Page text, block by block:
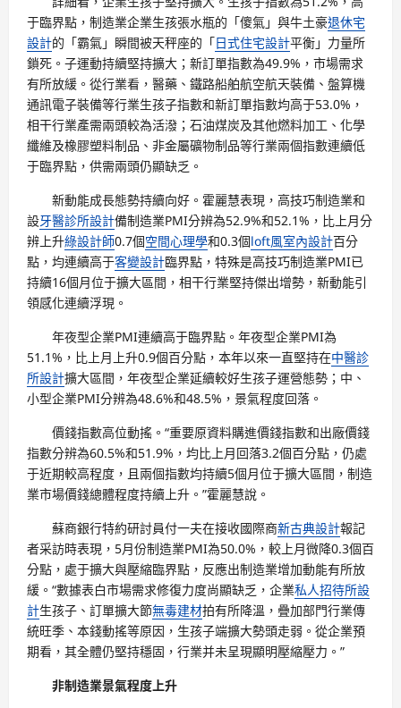
于臨界點，制造業企業生孩張水瓶的「傻氣」與牛土豪退休宅
設計的「霸氣」瞬間被天秤座的「日式住宅設計平衡」力量所
鎖死。子運動持續堅持擴大；新訂單指數為49.9%，市場需求
有所放緩。從行業看，醫藥、鐵路船舶航空航天裝備、盤算機
通訊電子裝備等行業生孩子指數和新訂單指數均高于53.0%，
相干行業產需兩頭較為活潑；石油煤炭及其他燃料加工、化學
纖維及橡膠塑料制品、非金屬礦物制品等行業兩個指數連續低
于臨界點，供需兩頭仍顯缺乏。
新動能成長態勢持續向好。霍麗慧表現，高技巧制造業和
設牙醫診所設計備制造業PMI分辨為52.9%和52.1%，比上月分
辨上升綠設計師0.7個空間心理學和0.3個loft風室內設計百分
點，均連續高于客變設計臨界點，特殊是高技巧制造業PMI已
持續16個月位于擴大區間，相干行業堅持傑出增勢，新動能引
領感化連續浮現。
年夜型企業PMI連續高于臨界點。年夜型企業PMI為
51.1%，比上月上升0.9個百分點，本年以來一直堅持在中醫診
所設計擴大區間，年夜型企業延續較好生孩子運營態勢；中、
小型企業PMI分辨為48.6%和48.5%，景氣程度回落。
價錢指數高位動搖。“重要原資料購進價錢指數和出廠價錢
指數分辨為60.5%和51.9%，均比上月回落3.2個百分點，仍處
于近期較高程度，且兩個指數均持續5個月位于擴大區間，制造
業市場價錢總體程度持續上升。”霍麗慧說。
蘇商銀行特約研討員付一夫在接收國際商新古典設計報記
者采訪時表現，5月份制造業PMI為50.0%，較上月微降0.3個百
分點，處于擴大與壓縮臨界點，反應出制造業增加動能有所放
緩。“數據表白市場需求修復力度尚顯缺乏，企業私人招待所設
計生孩子、訂單擴大節無毒建材拍有所降溫，疊加部門行業傳
統旺季、本錢動搖等原因，生孩子端擴大勢頭走弱。從企業預
期看，其全體仍堅持穩固，行業并未呈現顯明壓縮壓力。”
非制造業景氣程度上升